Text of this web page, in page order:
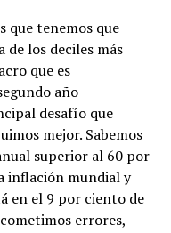
que tenemos que
los deciles más
que es
año
desafío que
mejor. Sabemos
superior al 60 por
inflación mundial y
en el 9 por ciento de
errores,